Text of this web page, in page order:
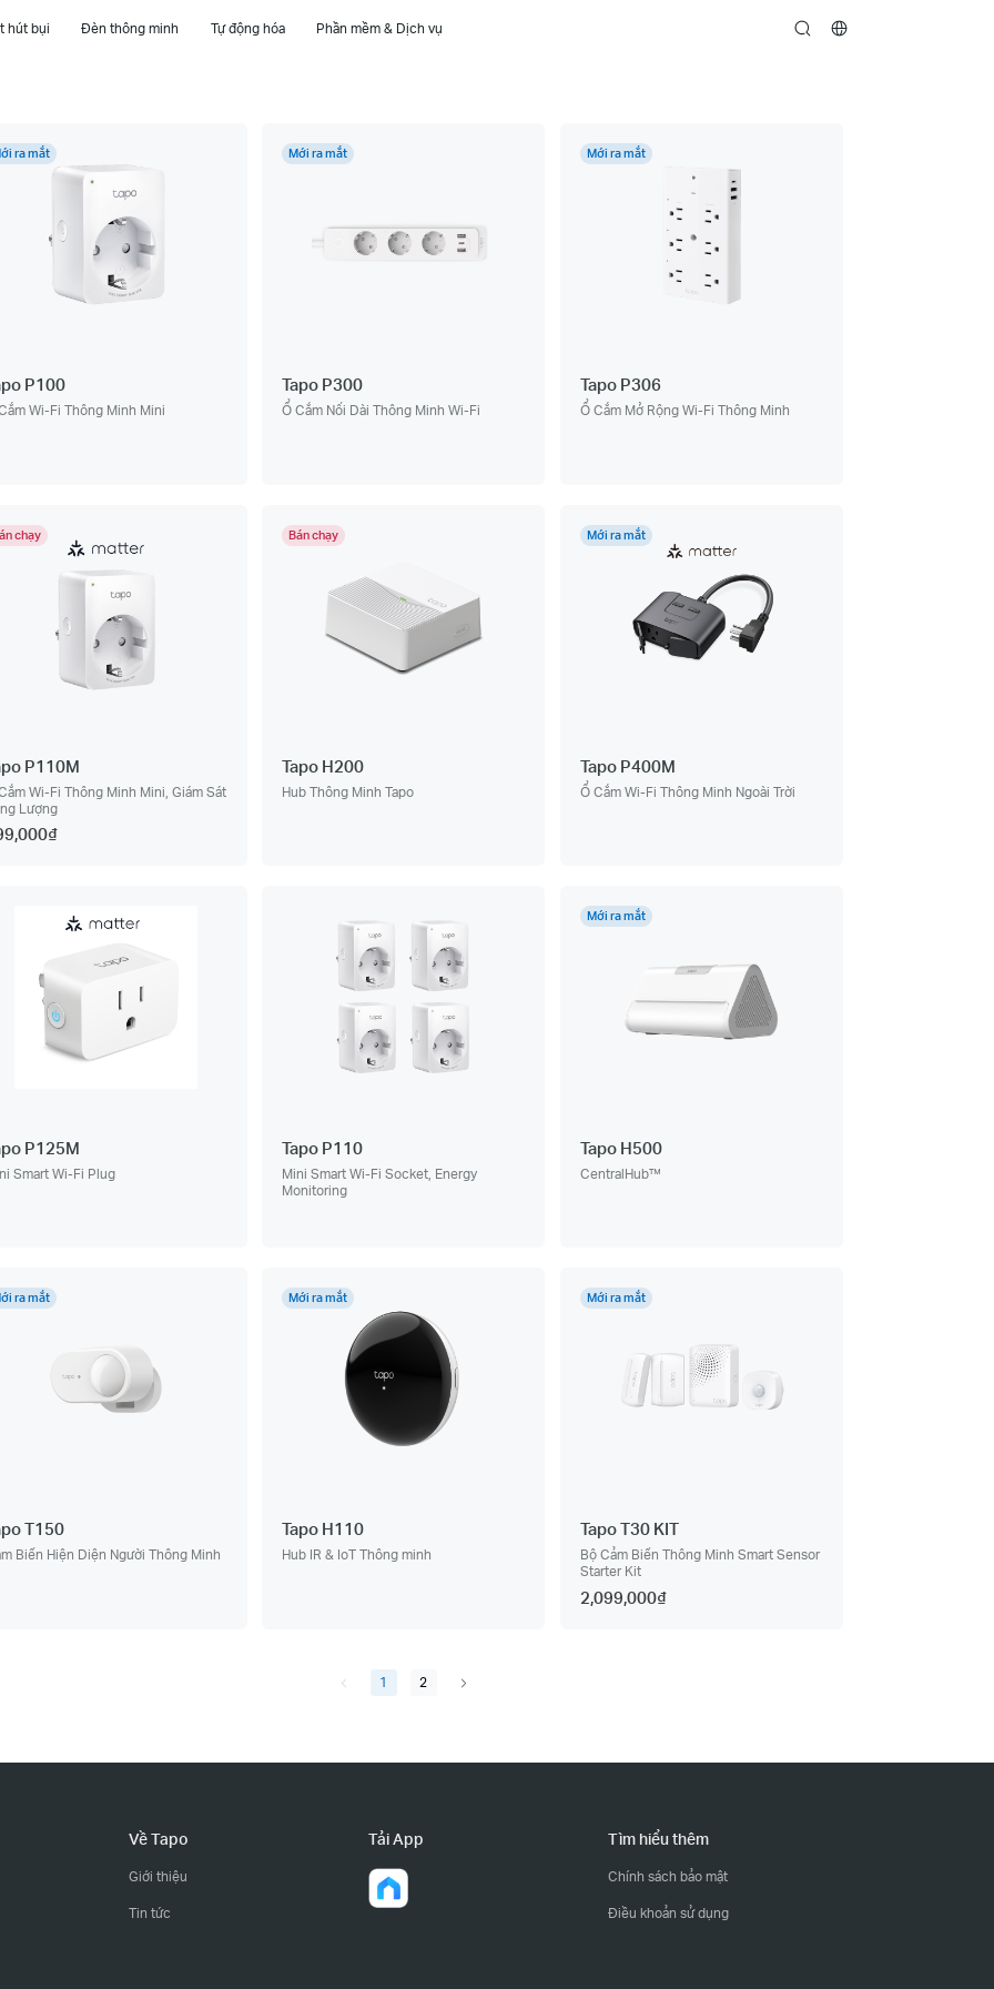
hút bụi Đèn thông minh Tự động hóa Phần mềm & Dịch vụ search
ra mắt
P100
Wi-Fi Thông Minh Mini
Mới ra mắt
Tapo P300
Ổ Cắm Nối Dài Thông Minh Wi-Fi
Mới ra mắt
Tapo P306
Ổ Cắm Mở Rộng Wi-Fi Thông Minh
chạy
P110M
Wi-Fi Thông Minh Mini, Giám Sát
Lượng
Bán chạy
Tapo H200
Hub Thông Minh Tapo
Mới ra mắt
Tapo P400M
Ổ Cắm Wi-Fi Thông Minh Ngoài Trời
P125M
Smart Wi-Fi Plug
Tapo P110
Mini Smart Wi-Fi Socket, Energy
Monitoring
Mới ra mắt
Tapo H500
CentralHub™
ra mắt
T150
Biến Hiện Diện Người Thông Minh
Mới ra mắt
Tapo H110
Hub IR & IoT Thông minh
Mới ra mắt
Tapo T30 KIT
Bộ Cảm Biến Thông Minh Smart Sensor
Starter Kit
2,099,000₫
1 2
Về Tapo
Giới thiệu
Tin tức
Tải App Tìm hiểu thêm
Chính sách bảo mật
Điều khoản sử dụng